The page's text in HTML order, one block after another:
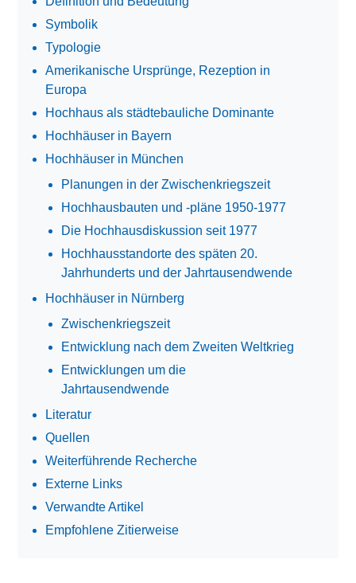
Symbolik
Typologie
Amerikanische Ursprünge, Rezeption in
Europa
Hochhaus als städtebauliche Dominante
Hochhäuser in Bayern
Hochhäuser in München
Planungen in der Zwischenkriegszeit
Hochhausbauten und -pläne 1950-1977
Die Hochhausdiskussion seit 1977
Hochhausstandorte des späten 20.
Jahrhunderts und der Jahrtausendwende
Hochhäuser in Nürnberg
Zwischenkriegszeit
Entwicklung nach dem Zweiten Weltkrieg
Entwicklungen um die
Jahrtausendwende
Literatur
Quellen
Weiterführende Recherche
Externe Links
Verwandte Artikel
Empfohlene Zitierweise